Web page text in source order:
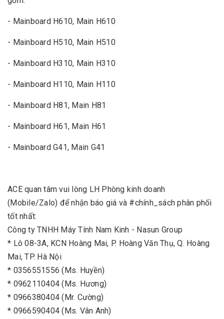
- Mainboard H610, Main H610
- Mainboard H510, Main H510
- Mainboard H310, Main H310
- Mainboard H110, Main H110
- Mainboard H81, Main H81
- Mainboard H61, Main H61
- Mainboard G41, Main G41
ACE quan tâm vui lòng LH Phòng kinh doanh
(Mobile/Zalo) để nhận báo giá và #chính_sách phân phối
tốt nhất:
Công ty TNHH Máy Tính Nam Kinh - Nasun Group
* Lô 08-3A, KCN Hoàng Mai, P. Hoàng Văn Thụ, Q. Hoàng
Mai, TP. Hà Nội
* 0356551556 (Ms. Huyền)
* 0962110404 (Ms. Hương)
* 0966380404 (Mr. Cường)
* 0966590404 (Ms. Vân Anh)